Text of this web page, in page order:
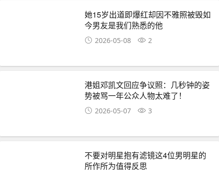
她15岁出道即爆红却因不雅照被毁如
今男友是我们熟悉的他
2026-05-08 2
港姐邓凯文回应争议照：几秒钟的姿
势被骂一年公众人物太难了！
2026-05-07 3
不要对明星抱有滤镜这4位男明星的
所作所为值得反思